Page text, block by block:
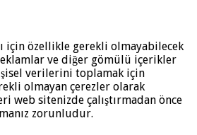
için özellikle gerekli olmayabilecek
ve diğer gömülü içerikler
verilerini toplamak için
olmayan çerezler olarak
web sitenizde çalıştırmadan önce
zorunludur.